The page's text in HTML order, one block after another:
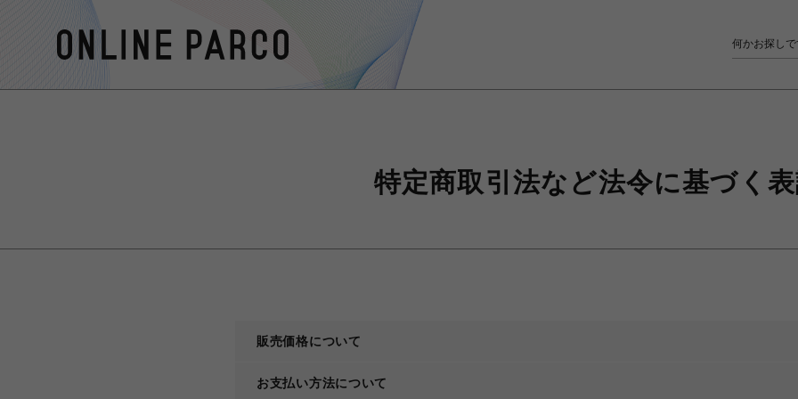
特定商取引法など法令に基づく
販売価格について
お支払い方法について